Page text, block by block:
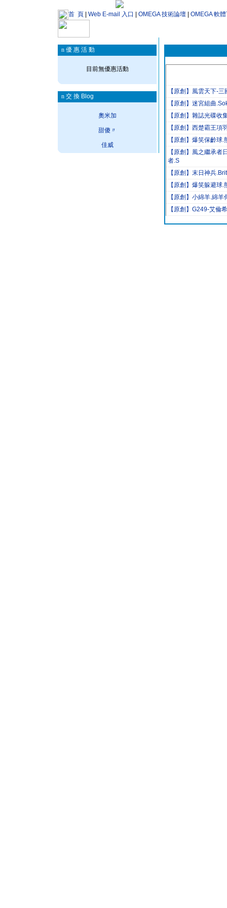
首 頁| Web E-mail 入口 OMEGA 技術論壇| OMEGA 軟
n 優 惠 活 動
目前無優惠活動
n 交 換 Blog
奧米加
甜傻〃
佳威
【原創】風雲天下-
【原創】迷宮組曲
【原創】雜誌光碟收
【原創】西楚霸王項
【原創】爆笑保齡球.
【原創】風之繼承者
者.S
【原創】末日神兵
【原創】爆笑躲避球.
【原創】小綿羊.綿
【原創】G249-艾倫